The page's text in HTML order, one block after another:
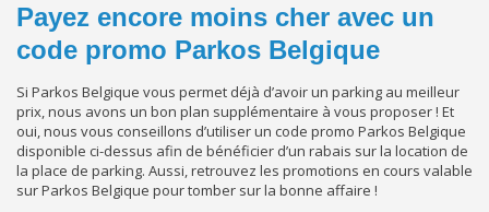
Payez encore moins cher avec un
code promo Parkos Belgique
Si Parkos Belgique vous permet déjà d’avoir un parking au meilleur
prix, nous avons un bon plan supplémentaire à vous proposer ! Et
oui, nous vous conseillons d’utiliser un code promo Parkos Belgique
disponible ci-dessus afin de bénéficier d’un rabais sur la location de
la place de parking. Aussi, retrouvez les promotions en cours valable
sur Parkos Belgique pour tomber sur la bonne affaire !